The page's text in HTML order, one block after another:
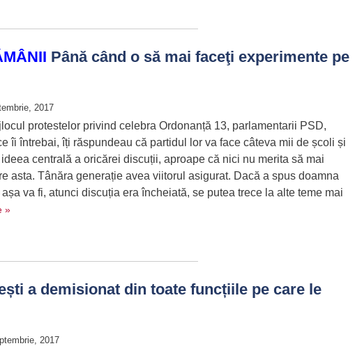
Până când o să mai faceţi experimente pe
2017
protestelor privind celebra Ordonanță 13, parlamentarii PSD,
îi întrebai, îți răspundeau că partidul lor va face câteva mii de școli și
centrală a oricărei discuții, aproape că nici nu merita să mai
asta. Tânăra generație avea viitorul asigurat. Dacă a spus doamna
va fi, atunci discuția era încheiată, se putea trece la alte teme mai
»
a demisionat din toate funcțiile pe care le
2017